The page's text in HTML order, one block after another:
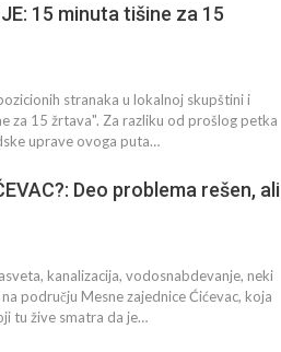
15 minuta tišine za 15
stranaka u lokalnoj skupštini i
za 15 žrtava". Za razliku od prošlog petka
uprave ovoga puta…
Deo problema rešen, ali
kanalizacija, vodosnabdevanje, neki
području Mesne zajednice Ćićevac, koja
tu žive smatra da je…